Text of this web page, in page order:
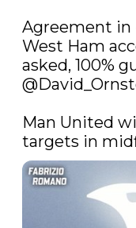
Agreement in
West Ham
Man United
targets in